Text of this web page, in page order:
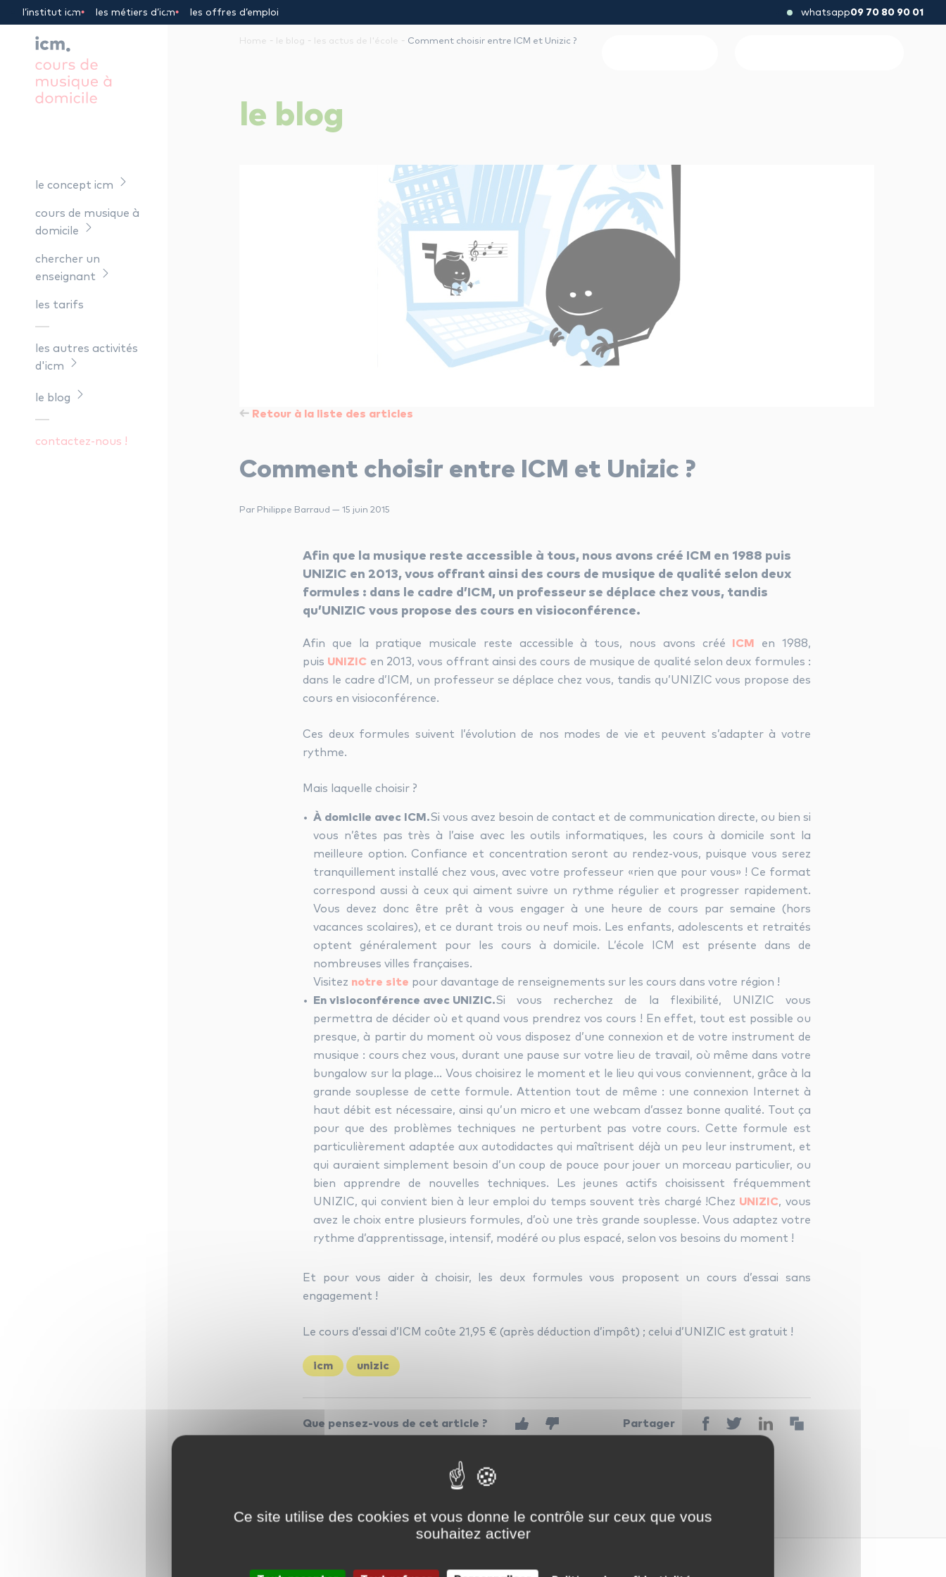
l’institut icm les métiers d’icm les offres d’emploi whatsapp09 70 80 90 01
le concept icm
cours de musique à
domicile
chercher un
enseignant
les tarifs
les autres activités
d'icm
le blog
contactez-nous !
Home - le blog - les actus de l'école - Comment choisir entre ICM et Unizic ?
le blog
Retour à la liste des articles
Comment choisir entre ICM et Unizic ?
Par Philippe Barraud — 15 juin 2015
Afin que la musique reste accessible à tous, nous avons créé ICM en 1988 puis
UNIZIC en 2013, vous offrant ainsi des cours de musique de qualité selon deux
formules : dans le cadre d’ICM, un professeur se déplace chez vous, tandis
qu’UNIZIC vous propose des cours en visioconférence.
Afin que la pratique musicale reste accessible à tous, nous avons créé ICM
en 1988,
puis UNIZIC en 2013, vous offrant ainsi des cours de musique de qualité selon deux formules :
dans le cadre d’ICM, un professeur se déplace chez vous, tandis qu’UNIZIC vous propose des
cours en visioconférence.
Ces deux formules suivent l’évolution de nos modes de vie et peuvent s’adapter à votre
rythme.
Mais laquelle choisir ?
À domicile avec ICM.Si vous avez besoin de contact et de communication directe, ou bien si
vous n’êtes pas très à l’aise avec les outils informatiques, les cours à domicile sont la
meilleure option. Confiance et concentration seront au rendez-vous, puisque vous serez
tranquillement installé chez vous, avec votre professeur «rien que pour vous» ! Ce format
correspond aussi à ceux qui aiment suivre un rythme régulier et progresser rapidement.
Vous devez donc être prêt à vous engager à une heure de cours par semaine (hors
vacances scolaires), et ce durant trois ou neuf mois. Les enfants, adolescents et retraités
optent généralement pour les cours à domicile. L’école ICM est présente dans de
nombreuses villes françaises.
Visitez notre site pour davantage de renseignements sur les cours dans votre région !
En visioconférence avec UNIZIC.Si vous recherchez de la flexibilité, UNIZIC vous
permettra de décider où et quand vous prendrez vos cours ! En effet, tout est possible ou
presque, à partir du moment où vous disposez d’une connexion et de votre instrument de
musique : cours chez vous, durant une pause sur votre lieu de travail, où même dans votre
bungalow sur la plage… Vous choisirez le moment et le lieu qui vous conviennent, grâce à la
grande souplesse de cette formule. Attention tout de même : une connexion Internet à
haut débit est nécessaire, ainsi qu’un micro et une webcam d’assez bonne qualité. Tout ça
pour que des problèmes techniques ne perturbent pas votre cours. Cette formule est
particulièrement adaptée aux autodidactes qui maîtrisent déjà un peu leur instrument, et
qui auraient simplement besoin d’un coup de pouce pour jouer un morceau particulier, ou
bien apprendre de nouvelles techniques. Les jeunes actifs choisissent fréquemment
UNIZIC, qui convient bien à leur emploi du temps souvent très chargé !Chez UNIZIC, vous
avez le choix entre plusieurs formules, d’où une très grande souplesse. Vous adaptez votre
rythme d’apprentissage, intensif, modéré ou plus espacé, selon vos besoins du moment !
Et pour vous aider à choisir, les deux formules vous proposent un cours d’essai sans
engagement !
Le cours d’essai d’ICM coûte 21,95 € (après déduction d’impôt) ; celui d’UNIZIC est gratuit !
icm unizic
Que pensez-vous de cet article ? Partager
Laisser un commentaire
Faites-nous savoir ce que vous avez à dire :
Panneau de gestion des cookies
Ce site utilise des cookies et vous donne le contrôle sur ceux que vous
souhaitez activer